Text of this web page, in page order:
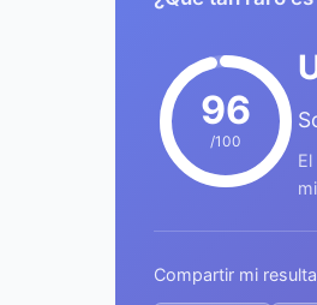
96
/100
Compartir mi